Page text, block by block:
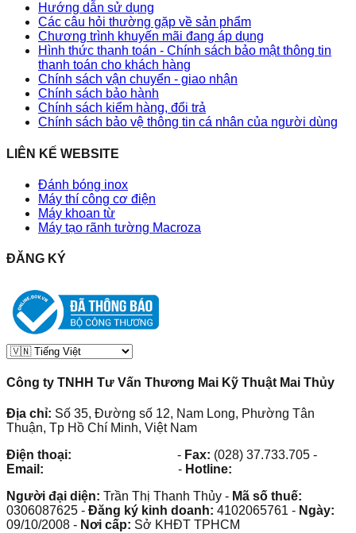
Hướng dẫn sử dụng
Các câu hỏi thường gặp về sản phẩm
Chương trình khuyến mãi đang áp dụng
Hình thức thanh toán - Chính sách bảo mật thông tin
thanh toán cho khách hàng
Chính sách vận chuyển - giao nhận
Chính sách bảo hành
Chính sách kiểm hàng, đổi trả
Chính sách bảo vệ thông tin cá nhân của người dùng
LIÊN KẾ WEBSITE
Đánh bóng inox
Máy thí công cơ điện
Máy khoan từ
Máy tạo rãnh tường Macroza
ĐĂNG KÝ
Công ty TNHH Tư Vấn Thương Mai Kỹ Thuật Mai Thủy
Địa chỉ: Số 35, Đường số 12, Nam Long, Phường Tân
Thuận, Tp Hồ Chí Minh, Việt Nam
Điện thoại:
- Fax: (028) 37.733.705 -
Email:
- Hotline:
Người đại diện: Trần Thị Thanh Thủy - Mã số thuế:
0306087625 - Đăng ký kinh doanh: 4102065761 - Ngày:
09/10/2008 - Nơi cấp: Sở KHĐT TPHCM